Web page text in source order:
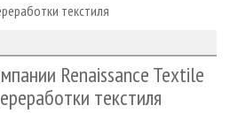
текстиля
Renaissance Textile
текстиля